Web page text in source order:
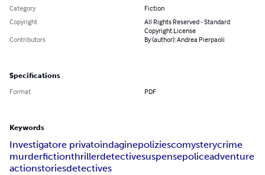
Category
Fiction
Copyright
All Rights Reserved - Standard
Copyright License
Contributors
By (author): Andrea Pierpaoli
Specifications
Format PDF
Keywords
Investigatore privatoindaginepoliziescomysterycrime
murderfictionthrillerdetectivesuspensepoliceadventure
actionstoriesdetectives